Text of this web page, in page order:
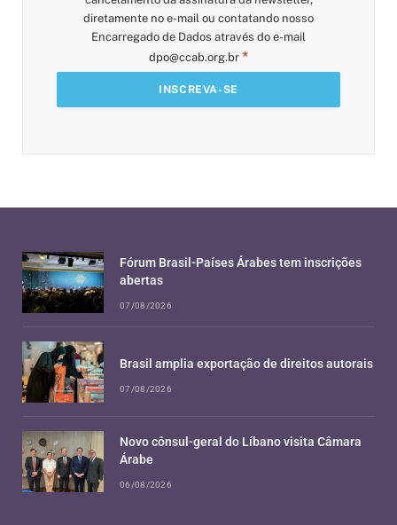
cancelamento da assinatura da newsletter,
Encarregado de Dados através do e-mail
dpo@ccab.org.br
Fórum Brasil-Países Árabes tem inscrições
abertas
Brasil amplia exportação de direitos autorais
Novo cônsul-geral do Líbano visita Câmara
Árabe